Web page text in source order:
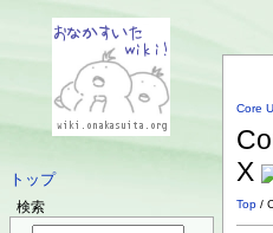
トップ
検索
Core
X
Top /